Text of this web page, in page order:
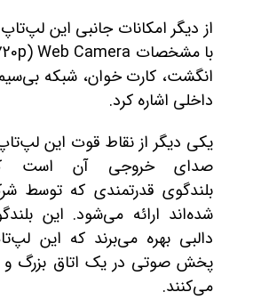
از دیگر امکانات جانبی این
داخلی اشاره کرد.
یکی دیگر از نقاط قوت این
صدای خروجی آن است
شده‌اند ارائه می‌شود. این
دالبی بهره می‌برند که این
پخش صوتی در یک اتاق بزرگ و
می‌کنند.